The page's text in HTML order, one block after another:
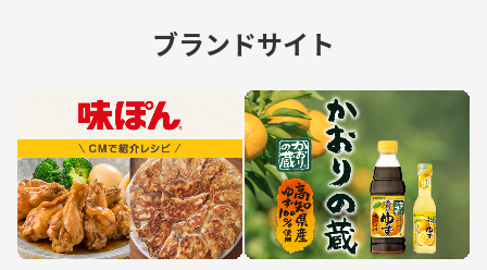
ブランドサイト